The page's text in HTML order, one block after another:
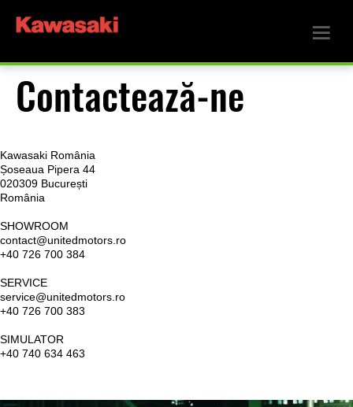
Contactează-ne
Kawasaki România
Șoseaua Pipera 44
020309 București
România
SHOWROOM
contact@unitedmotors.ro
+40 726 700 384
SERVICE
service@unitedmotors.ro
+40 726 700 383
SIMULATOR
+40 740 634 463